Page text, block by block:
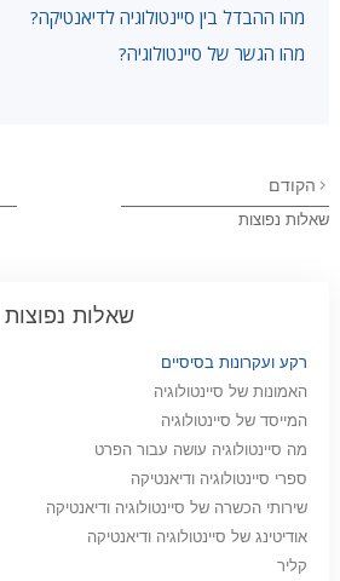
מהו ההבדל בין סיינטולוגיה לדיאנטיקה?
מהו הגשר של סיינטולוגיה?
הקודם
שאלות נפוצות
שאלות נפוצות
רקע ועקרונות בסיסיים
האמונות של סיינטולוגיה
המייסד של סיינטולוגיה
מה סיינטולוגיה עושה עבור הפרט
ספרי סיינטולוגיה ודיאנטיקה
שירותי הכשרה של סיינטולוגיה ודיאנטיקה
אודיטינג של סיינטולוגיה ודיאנטיקה
קליר